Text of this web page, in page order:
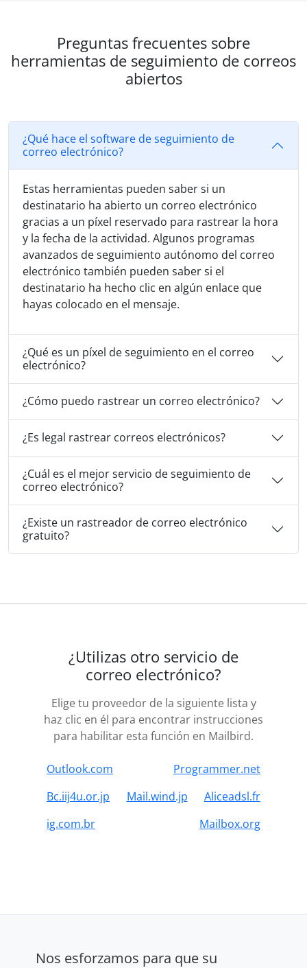
Preguntas frecuentes sobre
herramientas de seguimiento de correos
abiertos
¿Qué hace el software de seguimiento de
correo electrónico?
Estas herramientas pueden saber si un
destinatario ha abierto un correo electrónico
gracias a un píxel reservado para rastrear la hora
y la fecha de la actividad. Algunos programas
avanzados de seguimiento autónomo del correo
electrónico también pueden saber si el
destinatario ha hecho clic en algún enlace que
hayas colocado en el mensaje.
¿Qué es un píxel de seguimiento en el correo
electrónico?
¿Cómo puedo rastrear un correo electrónico?
¿Es legal rastrear correos electrónicos?
¿Cuál es el mejor servicio de seguimiento de
correo electrónico?
¿Existe un rastreador de correo electrónico
gratuito?
¿Utilizas otro servicio de
correo electrónico?
Elige tu proveedor de la siguiente lista y
haz clic en él para encontrar instrucciones
para habilitar esta función en Mailbird.
Outlook.com
Programmer.net
Bc.iij4u.or.jp
Mail.wind.jp
Aliceadsl.fr
ig.com.br
Mailbox.org
Nos esforzamos para que su